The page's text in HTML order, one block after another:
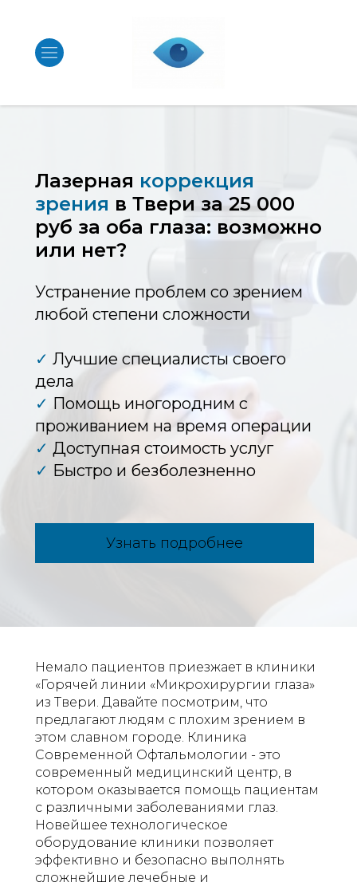
Лазерная коррекция
зрения в Твери за 25 000
руб за оба глаза: возможно
или нет?
Устранение проблем со зрением
любой степени сложности
✓ Лучшие специалисты своего
дела
✓ Помощь иногородним с
проживанием на время операции
✓ Доступная стоимость услуг
✓ Быстро и безболезненно
Узнать подробнее
Немало пациентов приезжает в клиники
«Горячей линии «Микрохирургии глаза»
из Твери. Давайте посмотрим, что
предлагают людям с плохим зрением в
этом славном городе. Клиника
Современной Офтальмологии - это
современный медицинский центр, в
котором оказывается помощь пациентам
с различными заболеваниями глаз. ​​​​​​​
Новейшее технологическое
оборудование клиники позволяет
эффективно и безопасно выполнять
сложнейшие лечебные и